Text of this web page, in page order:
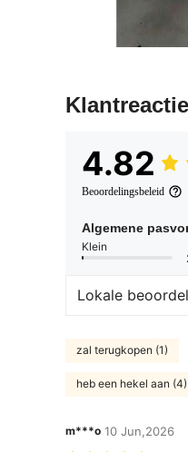
4.82
Beoordelingsbeleid
Algemene
Klein
Lokale
zal terugkopen (1)
heb een hekel aan (4)
m***o 10 Jun,2026